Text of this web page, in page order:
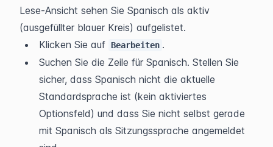
Lese-Ansicht sehen Sie Spanisch als aktiv
(ausgefüllter blauer Kreis) aufgelistet.
Klicken Sie auf Bearbeiten .
Suchen Sie die Zeile für Spanisch. Stellen Sie
sicher, dass Spanisch nicht die aktuelle
Standardsprache ist (kein aktiviertes
Optionsfeld) und dass Sie nicht selbst gerade
mit Spanisch als Sitzungssprache angemeldet